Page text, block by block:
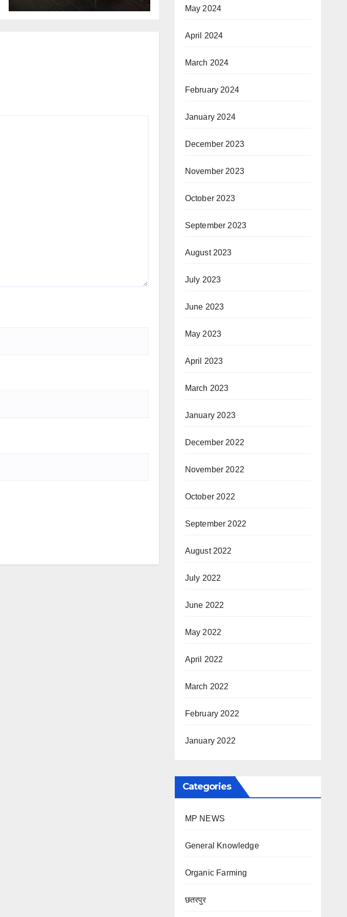
May 2024
April 2024
March 2024
February 2024
January 2024
December 2023
November 2023
October 2023
September 2023
August 2023
July 2023
June 2023
May 2023
April 2023
March 2023
January 2023
December 2022
November 2022
October 2022
September 2022
August 2022
July 2022
June 2022
May 2022
April 2022
March 2022
February 2022
January 2022
Categories
MP NEWS
General Knowledge
Organic Farming
छतरपुर